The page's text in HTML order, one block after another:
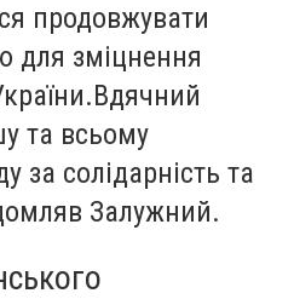
продовжувати
для зміцнення
та всьому
за солідарність та
Залужний.